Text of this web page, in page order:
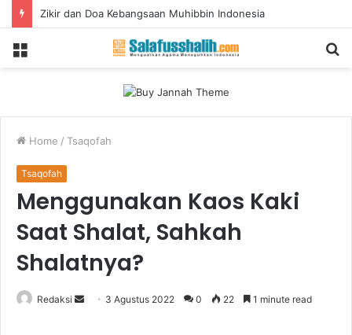
Zikir dan Doa Kebangsaan Muhibbin Indonesia
Home / Tsaqofah
Tsaqofah
Menggunakan Kaos Kaki
Saat Shalat, Sahkah
Shalatnya?
Redaksi 3 Agustus 2022 0 22 1 minute read